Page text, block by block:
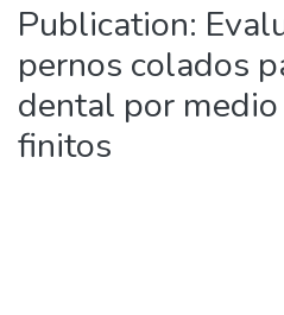
Publication:
pernos colados
dental por
finitos